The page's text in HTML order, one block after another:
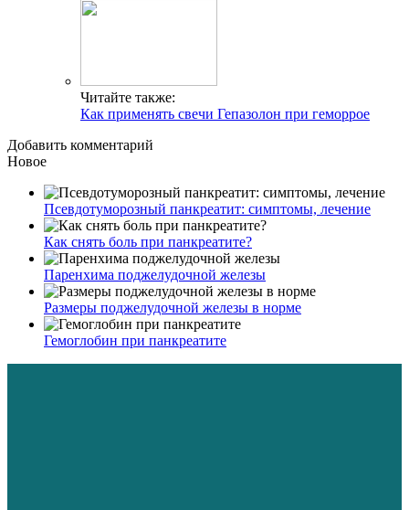
Читайте также:
Как применять свечи Гепазолон при геморрое
Добавить комментарий
Новое
Псевдотуморозный панкреатит: симптомы, лечение
Как снять боль при панкреатите?
Паренхима поджелудочной железы
Размеры поджелудочной железы в норме
Гемоглобин при панкреатите